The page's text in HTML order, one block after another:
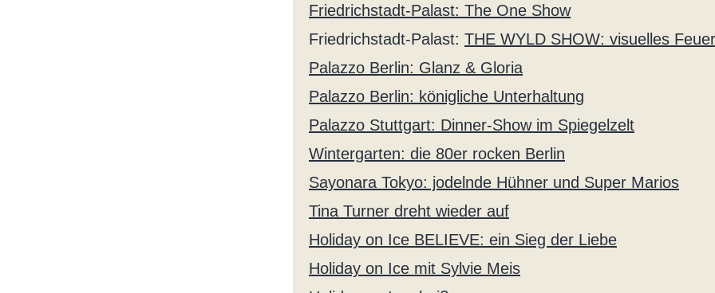
Friedrichstadt-Palast: The One Show
Friedrichstadt-Palast: THE WYLD SHOW: visuelles
Palazzo Berlin: Glanz & Gloria
Palazzo Berlin: königliche Unterhaltung
Palazzo Stuttgart: Dinner-Show im Spiegelzelt
Wintergarten: die 80er rocken Berlin
Sayonara Tokyo: jodelnde Hühner und Super Marios
Tina Turner dreht wieder auf
Holiday on Ice BELIEVE: ein Sieg der Liebe
Holiday on Ice mit Sylvie Meis